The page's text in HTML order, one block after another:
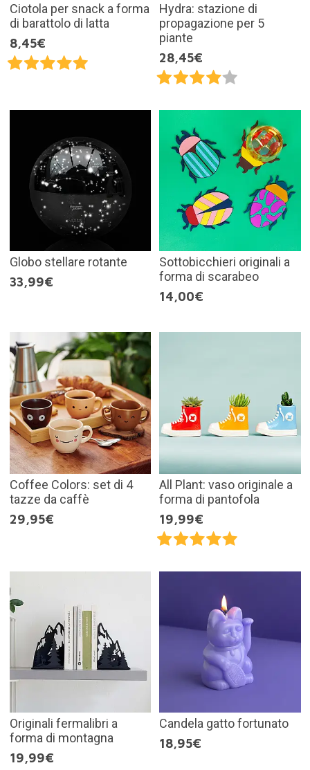
Ciotola per snack a forma
di barattolo di latta
8,45€
Hydra: stazione di
propagazione per 5
piante
28,45€
Globo stellare rotante
33,99€
Sottobicchieri originali a
forma di scarabeo
14,00€
Coffee Colors: set di 4
tazze da caffè
29,95€
All Plant: vaso originale a
forma di pantofola
19,99€
Originali fermalibri a
forma di montagna
19,99€
Candela gatto fortunato
18,95€